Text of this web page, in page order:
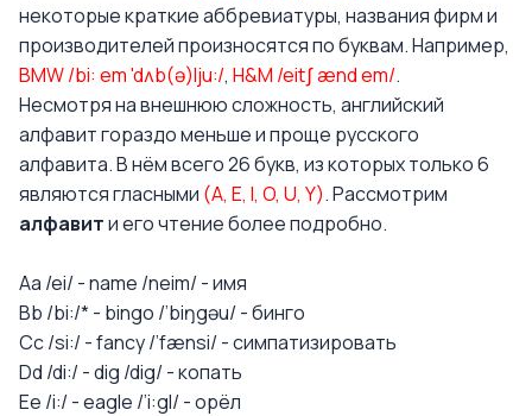
некоторые краткие аббревиатуры, названия фирм и
производителей произносятся по буквам. Например,
BMW /bi: em 'dʌb(ə)lju:/, H&M /eitʃ ænd em/.
Несмотря на внешнюю сложность, английский
алфавит гораздо меньше и проще русского
алфавита. В нём всего 26 букв, из которых только 6
являются гласными (A, E, I, O, U, Y). Рассмотрим
алфавити его чтение более подробно.
Aa /ei/ - name /neim/ - имя
Bb /bi:/* - bingo /’biŋgəu/ - бинго
Cc /si:/ - fancy /’fænsi/ - симпатизировать
Dd /di:/ - dig /dig/ - копать
Ee /i:/ - eagle /’i:gl/ - орёл